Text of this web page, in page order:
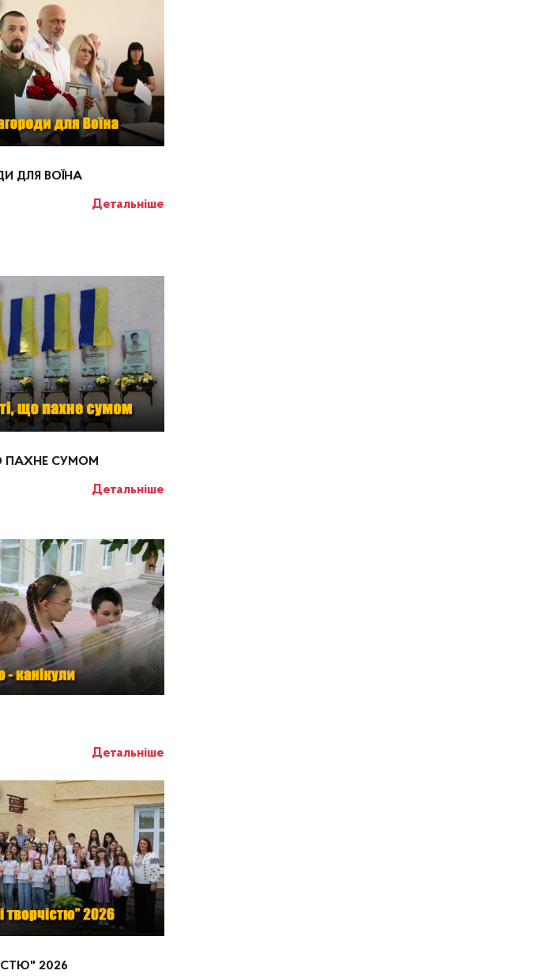
ДЛЯ ВОЇНА
Детальніше
ПАХНЕ СУМОМ
Детальніше
Детальніше
2026